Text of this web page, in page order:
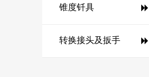
锥度钎具
转换接头及扳手